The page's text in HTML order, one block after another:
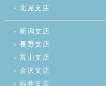
北見支店
新潟支店
長野支店
富山支店
金沢支店
福井支店